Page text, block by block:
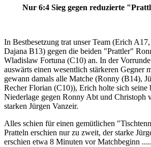
Nur 6:4 Sieg gegen reduzierte
In Bestbesetzung trat unser Team (Erich
Dajana B13) gegen die beiden "Prattler"
Wladislaw Fortuna (C10) an. In der Vorrunde
auswärts einen wesentlich stärkeren Gegner
gewann damals alle Matche (Ronny (B14),
Recher Florian (C10)), Erich holte sich seine
Niederlage gegen Ronny Abt und Christoph
starken Jürgen Vanzeir.
Alles schien für einen gemütlichen
Pratteln erschien nur zu zweit, der starke
erschien etwa 8 Minuten vor Matchbeginn